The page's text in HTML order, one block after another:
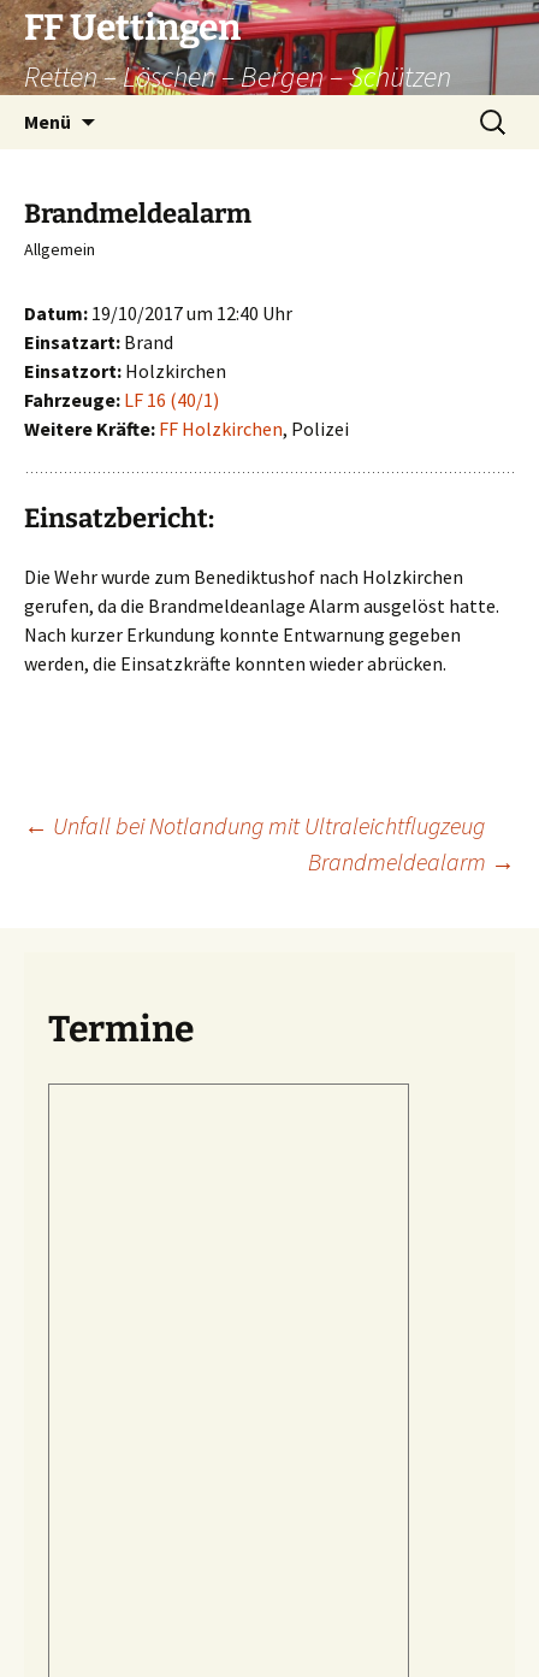
Zum
Inhalt
springen
FF Uettingen
Retten – Löschen – Bergen – Schützen
Menü
Suchen
nach:
Brandmeldealarm
Allgemein
Datum: 19/10/2017 um 12:40 Uhr
Einsatzart: Brand
Einsatzort: Holzkirchen
Fahrzeuge: LF 16 (40/1)
Weitere Kräfte: FF Holzkirchen, Polizei
Einsatzbericht:
Die Wehr wurde zum Benediktushof nach Holzkirchen
gerufen, da die Brandmeldeanlage Alarm ausgelöst hatte.
Nach kurzer Erkundung konnte Entwarnung gegeben
werden, die Einsatzkräfte konnten wieder abrücken.
Beitragsnavigation
← Unfall bei Notlandung mit Ultraleichtflugzeug
Brandmeldealarm →
Termine